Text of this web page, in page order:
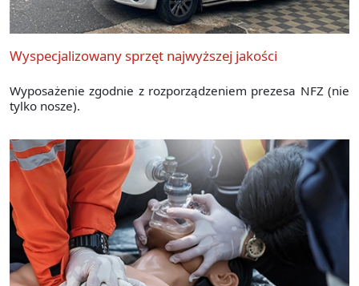
Wyspecjalizowany sprzęt najwyższej jakości
Wyposażenie zgodnie z rozporządzeniem prezesa NFZ (nie
tylko nosze).